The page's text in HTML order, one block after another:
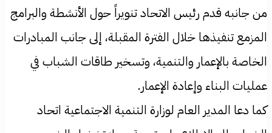
من جانبه قدم رئيس الاتحاد تنويراً حول الأنشطة والبرامج
المزمع تنفيذها خلال الفترة المقبلة، إلى جانب المبادرات
الخاصة بالإعمار والتنمية، وتسخير طاقات الشباب في
عمليات البناء وإعادة الإعمار.
كما دعا المدير العام لوزارة التنمية الاجتماعية اتحاد